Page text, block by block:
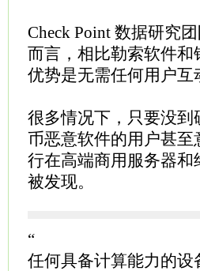
Check Point 数据研究
而言，相比勒索软件
优势是无需任何用户
很多情况下，只要没
币恶意软件的用户甚
行在高端商用服务器
被发现。
“
任何具备计算能力的